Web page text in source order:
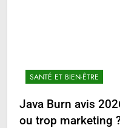
SANTÉ ET BIEN-ÊTRE
Java Burn avis
ou trop marketing